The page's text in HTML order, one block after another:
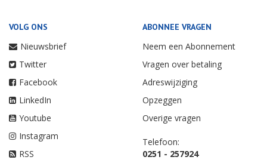
VOLG ONS
Nieuwsbrief
Twitter
Facebook
LinkedIn
Youtube
Instagram
RSS
ABONNEE VRAGEN
Neem een Abonnement
Vragen over betaling
Adreswijziging
Opzeggen
Overige vragen
Telefoon:
0251 - 257924